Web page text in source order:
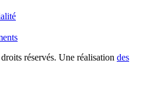
réservés. Une réalisation des